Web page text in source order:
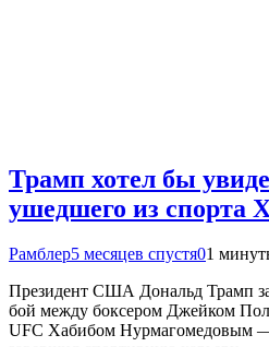
Трамп хотел бы
ушедшего из спорта
Рамблер5 месяцев спустя01
Президент США Дональд Трамп
бой между боксером Джейком
UFC Хабибом Нурмагомедовым